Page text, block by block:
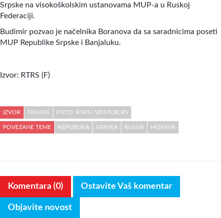
Srpske na visokoškolskim ustanovama MUP-a u Ruskoj
Federaciji.
Budimir pozvao je načelnika Boranova da sa saradnicima poseti
MUP Republike Srpske i Banjaluku.
Izvor: RTRS (F)
IZVOR TANJUG FOTO: RTRS/ VOSTOK.RS
POVEZANE TEME REPUBLIKA SRPSKA RUSIJA MOSKVA
Komentara (0) Ostavite Vaš komentar
Objavite novost